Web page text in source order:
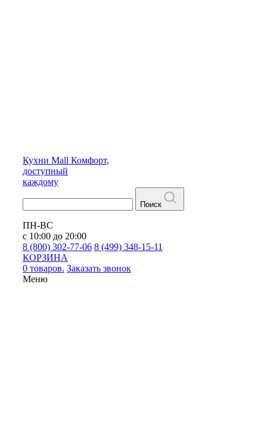
Кухни Mall Комфорт,
доступный
каждому
Поиск
ПН-ВС
с 10:00 до 20:00
8 (800) 302-77-06 8 (499) 348-15-11
КОРЗИНА
0 товаров. Заказать звонок
Меню